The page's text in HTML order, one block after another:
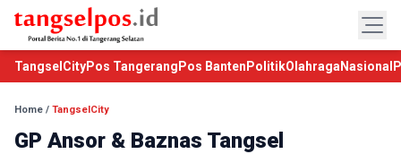
TangselCityPos Tangerang Pos Banten PolitikOlahraga Nasional
Home / TangselCity
GP Ansor & Baznas Tangsel